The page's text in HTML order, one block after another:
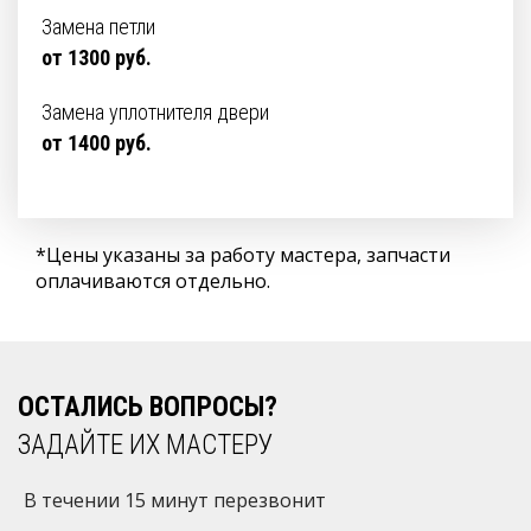
Замена петли
от 1300 руб.
Замена уплотнителя двери
от 1400 руб.
*Цены указаны за работу мастера, запчасти
оплачиваются отдельно.
ОСТАЛИСЬ ВОПРОСЫ?
ЗАДАЙТЕ ИХ МАСТЕРУ
В течении 15 минут перезвонит